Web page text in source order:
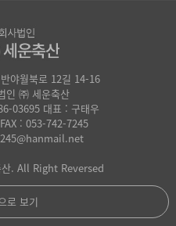
야월북로 12길 14-16
인 ㈜ 세운축산
03695 대표 : 구태우
: 053-742-7245
. All Right Reversed
로 보기